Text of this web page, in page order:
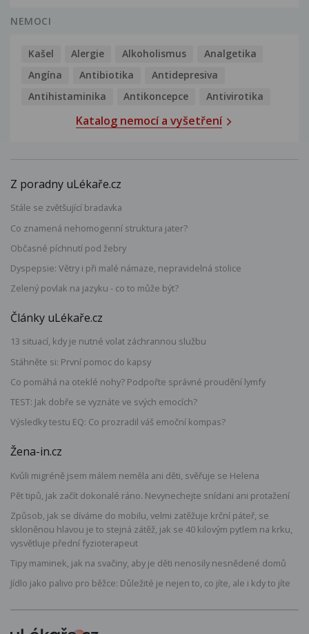
NEMOCI
Kašel Alergie Alkoholismus
Analgetika
Angína
Antibiotika
Antidepresiva
Antihistaminika
Antikoncepce Antivirotika
Katalog nemocí a vyšetření
Z poradny uLékaře.cz
Stále se zvětšující bradavka
Co znamená nehomogenní struktura jater?
Občasné píchnutí pod žebry
Dyspepsie: Větry i při malé námaze, nepravidelná stolice
Zelený povlak na jazyku - co to může být?
Články uLékaře.cz
13 situací, kdy je nutné volat záchrannou službu
Stáhněte si: První pomoc do kapsy
Co pomáhá na oteklé nohy? Podpořte správné proudění lymfy
TEST: Jak dobře se vyznáte ve svých emocích?
Výsledky testu EQ: Co prozradil váš emoční kompas?
Žena-in.cz
Kvůli migréně jsem málem neměla ani děti, svěřuje se Helena
Pět tipů, jak začít dokonalé ráno. Nevynechejte snídani ani protažení
Způsob, jak se díváme do mobilu, velmi zatěžuje krční páteř, se
skloněnou hlavou je to stejná zátěž, jak se 40 kilovým pytlem na krku,
vysvětluje přední fyzioterapeut
Tipy maminek, jak na svačiny, aby je děti nenosily nesnědené domů
Jídlo jako palivo pro běžce: Důležité je nejen to, co jíte, ale i kdy to jíte